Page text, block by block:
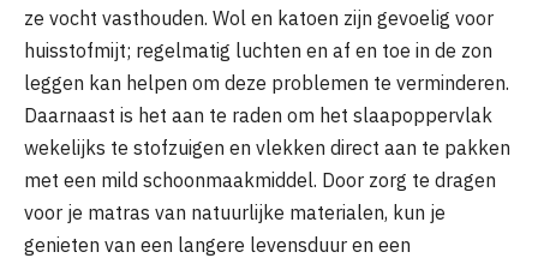
ze vocht vasthouden. Wol en katoen zijn gevoelig voor
huisstofmijt; regelmatig luchten en af en toe in de zon
leggen kan helpen om deze problemen te verminderen.
Daarnaast is het aan te raden om het slaapoppervlak
wekelijks te stofzuigen en vlekken direct aan te pakken
met een mild schoonmaakmiddel. Door zorg te dragen
voor je matras van natuurlijke materialen, kun je
genieten van een langere levensduur en een